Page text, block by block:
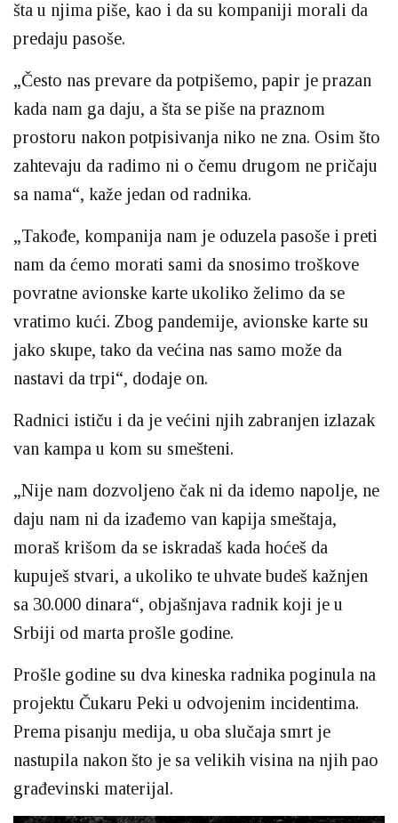
šta u njima piše, kao i da su kompaniji morali da
predaju pasoše.
„Često nas prevare da potpišemo, papir je prazan
kada nam ga daju, a šta se piše na praznom
prostoru nakon potpisivanja niko ne zna. Osim što
zahtevaju da radimo ni o čemu drugom ne pričaju
sa nama“, kaže jedan od radnika.
„Takođe, kompanija nam je oduzela pasoše i preti
nam da ćemo morati sami da snosimo troškove
povratne avionske karte ukoliko želimo da se
vratimo kući. Zbog pandemije, avionske karte su
jako skupe, tako da većina nas samo može da
nastavi da trpi“, dodaje on.
Radnici ističu i da je većini njih zabranjen izlazak
van kampa u kom su smešteni.
„Nije nam dozvoljeno čak ni da idemo napolje, ne
daju nam ni da izađemo van kapija smeštaja,
moraš krišom da se iskradaš kada hoćeš da
kupuješ stvari, a ukoliko te uhvate budeš kažnjen
sa 30.000 dinara“, objašnjava radnik koji je u
Srbiji od marta prošle godine.
Prošle godine su dva kineska radnika poginula na
projektu Čukaru Peki u odvojenim incidentima.
Prema pisanju medija, u oba slučaja smrt je
nastupila nakon što je sa velikih visina na njih pao
građevinski materijal.